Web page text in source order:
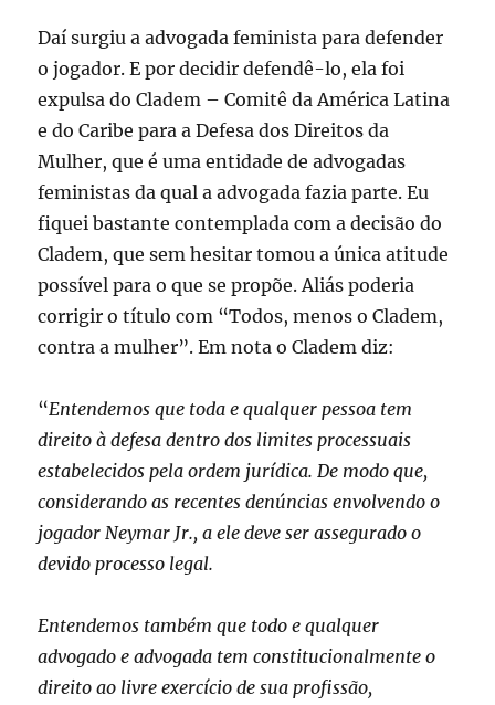
Daí surgiu a advogada feminista para defender
o jogador. E por decidir defendê-lo, ela foi
expulsa do Cladem – Comitê da América Latina
e do Caribe para a Defesa dos Direitos da
Mulher, que é uma entidade de advogadas
feministas da qual a advogada fazia parte. Eu
fiquei bastante contemplada com a decisão do
Cladem, que sem hesitar tomou a única atitude
possível para o que se propõe. Aliás poderia
corrigir o título com “Todos, menos o Cladem,
contra a mulher”. Em nota o Cladem diz:
“Entendemos que toda e qualquer pessoa tem
direito à defesa dentro dos limites processuais
estabelecidos pela ordem jurídica. De modo que,
considerando as recentes denúncias envolvendo o
jogador Neymar Jr., a ele deve ser assegurado o
devido processo legal.
Entendemos também que todo e qualquer
advogado e advogada tem constitucionalmente o
direito ao livre exercício de sua profissão,